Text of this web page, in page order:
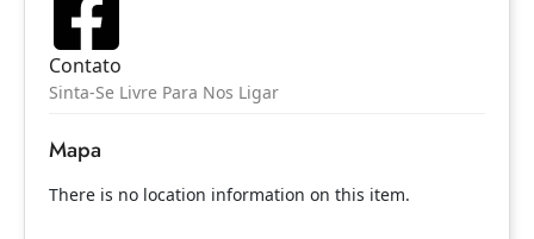
Contato
Sinta-Se Livre Para Nos Ligar
Mapa
There is no location information on this item.